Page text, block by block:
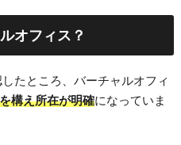
オフィス？
たところ、バーチャルオフィ
構え所在が明確になっていま